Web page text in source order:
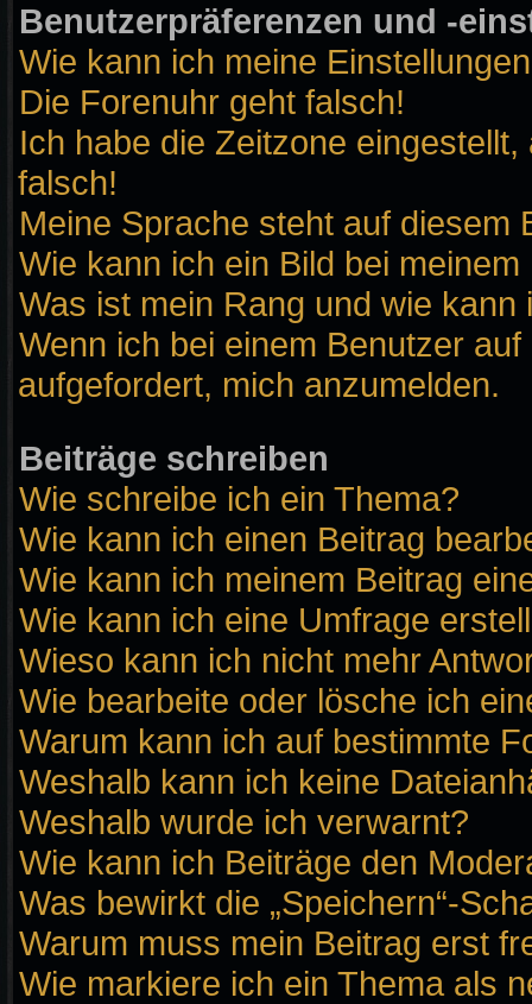
Benutzerpräferenzen und -
Wie kann ich meine
Die Forenuhr geht falsch!
Ich habe die Zeitzone
falsch!
Meine Sprache steht auf diesem
Wie kann ich ein Bild bei
Was ist mein Rang und wie kann
Wenn ich bei einem Benutzer
aufgefordert, mich anzumelden.
Beiträge schreiben
Wie schreibe ich ein Thema?
Wie kann ich einen Beitrag
Wie kann ich meinem Beitrag
Wie kann ich eine Umfrage
Wieso kann ich nicht mehr
Wie bearbeite oder lösche ich
Warum kann ich auf bestimmte
Weshalb kann ich keine
Weshalb wurde ich verwarnt?
Wie kann ich Beiträge den
Was bewirkt die „Speichern“-
Warum muss mein Beitrag erst
Wie markiere ich ein Thema als